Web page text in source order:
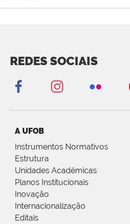
REDES SOCIAIS
A UFOB
Instrumentos Normativos
Estrutura
Unidades Acadêmicas
Planos Institucionais
Inovação
Internacionalização
Editais